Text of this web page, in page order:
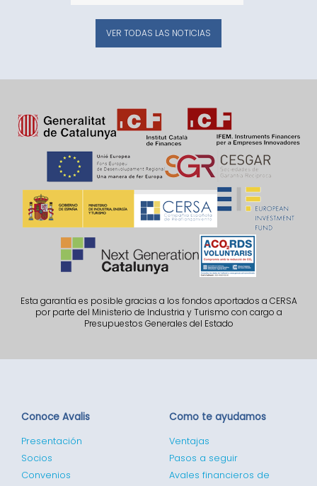
VER TODAS LAS NOTICIAS
Esta garantía es posible gracias a los fondos aportados a CERSA
por parte del Ministerio de Industria y Turismo con cargo a
Presupuestos Generales del Estado
Conoce Avalis
Presentación
Socios
Convenios
Como te ayudamos
Ventajas
Pasos a seguir
Avales financieros de